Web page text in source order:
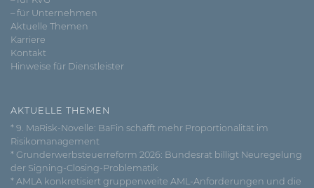
– für Unternehmen
Aktuelle Themen
Karriere
Kontakt
Hinweise für Dienstleister
AKTUELLE THEMEN
* 9. MaRisk-Novelle: BaFin schafft mehr Proportionalität im
Risikomanagement
* Grunderwerbsteuerreform 2026: Bundesrat billigt Neuregelung
der Signing-Closing-Problematik
* AMLA konkretisiert gruppenweite AML-Anforderungen und die